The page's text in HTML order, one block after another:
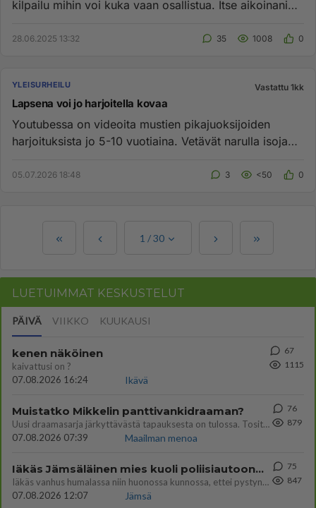
kilpailu mihin voi kuka vaan osallistua. Itse aikoinani
28.06.2025 13:32 35 1008 0
YLEISURHEILU Vastattu 1kk
Lapsena voi jo harjoitella kovaa
Youtubessa on videoita mustien pikajuoksijoiden
harjoituksista jo 5-10 vuotiaina. Vetävät narulla isoja
05.07.2026 18:48 3 <50 0
1 /30
LUETUIMMAT KESKUSTELUT
PÄIVÄ VIIKKO KUUKAUSI
kenen näköinen
kaivattusi on ?
07.08.2026 16:24
Ikävä
67
1115
Muistatko Mikkelin panttivankidraaman?
Uusi draamasarja järkyttävästä tapauksesta on tulossa. Tositapahtumiin perustuva sarja ammentaa vuoden 1986 Mikkelin pan
07.08.2026 07:39
Maailman menoa
76
879
Iäkäs Jämsäläinen mies kuoli poliisiautoon matkalla Jyväskylän putkaan
Iäkäs vanhus humalassa niin huonossa kunnossa, ettei pystynyt huolehtimaan itsestään niin ainoa apu sillä hetkellä oli
07.08.2026 12:07
Jämsä
75
847